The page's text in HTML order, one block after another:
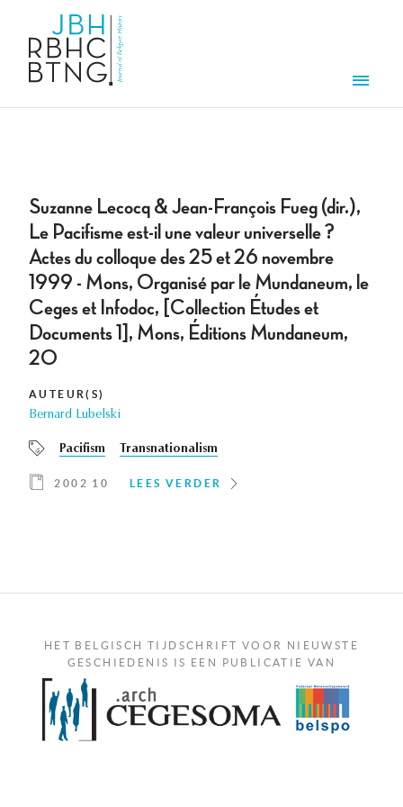
Suzanne Lecocq & Jean-François Fueg (dir.),
Le Pacifisme est-il une valeur universelle ?
Actes du colloque des 25 et 26 novembre
1999 - Mons, Organisé par le Mundaneum, le
Ceges et Infodoc, [Collection Études et
Documents 1], Mons, Éditions Mundaneum,
20
AUTEUR(S)
Bernard Lubelski
Pacifism Transnationalism
2002 10 LEES VERDER
HET BELGISCH TIJDSCHRIFT VOOR NIEUWSTE
GESCHIEDENIS IS EEN PUBLICATIE VAN